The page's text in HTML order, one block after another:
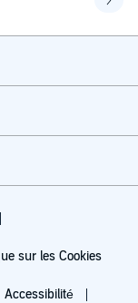
sur les Cookies
Accessibilité